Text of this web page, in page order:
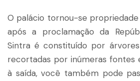
O palácio tornou-se propriedade
após a proclamação da
Sintra é constituído por
recortadas por inúmeras fontes
à saída, você também pode